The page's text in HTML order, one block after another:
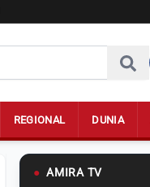
REGIONAL DUNIA
● AMIRA TV